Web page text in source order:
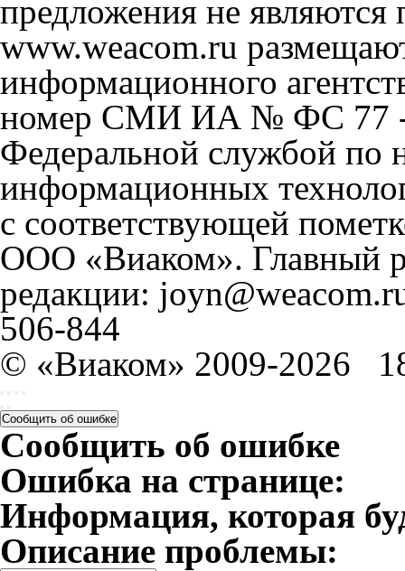
предложения не
www.weacom.ru
информационного
номер СМИ ИА № ФС 77 -
Федеральной службой по
информационных
с соответствующей
ООО «Виаком». Главный
редакции:
506-844
© «Виаком» 2009-2026
Сообщить об ошибке
Сообщить об ошибке
Ошибка на странице:
Информация, которая
Описание проблемы: